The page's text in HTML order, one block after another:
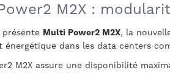
M2X :
présente Multi Power2 M2X, la
énergétique dans les data centers
M2X assure une disponibilité